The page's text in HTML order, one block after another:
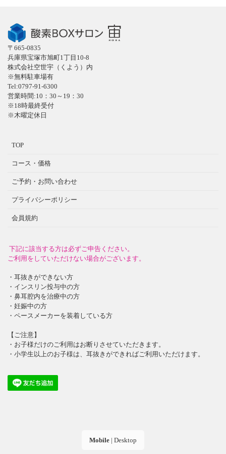
〒665-0835
兵庫県宝塚市旭町1丁目10-8
株式会社空世宇（くよう）内
※無料駐車場有
Tel:0797-91-6300
営業時間:10：30～19：30
※18時最終受付
※木曜定休日
TOP
コース・価格
ご予約・お問い合わせ
プライバシーポリシー
会員規約
下記に該当する方は必ずご申告ください。
ご利用をしていただけない場合がございます。
・耳抜きができない方
・インスリン投与中の方
・鼻耳腔内を治療中の方
・妊娠中の方
・ペースメーカーを装着している方
【ご注意】
・お子様だけのご利用はお断りさせていただきます。
・小学生以上のお子様は、耳抜きができればご利用いただけます。
Mobile | Desktop